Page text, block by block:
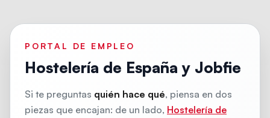
PORTAL DE EMPLEO
Hostelería de España y Jobfie
Si te preguntas quién hace qué, piensa en dos
piezas que encajan: de un lado, Hostelería de